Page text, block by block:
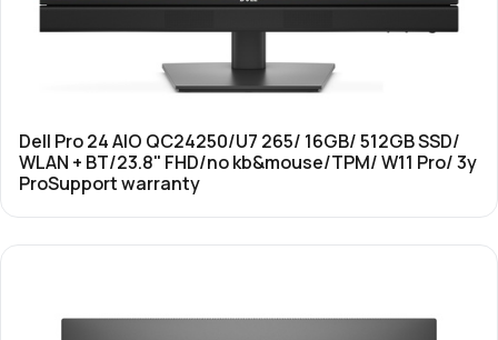
Dell Pro 24 AIO QC24250/U7 265/ 16GB/ 512GB SSD/
WLAN + BT/23.8" FHD/no kb&mouse/TPM/ W11 Pro/ 3y
ProSupport warranty